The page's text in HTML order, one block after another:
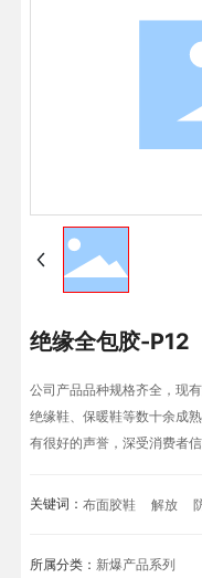
绝缘全包胶-P12
公司产品品种规格齐全，现
绝缘鞋、保暖鞋等数十余成
有很好的声誉，深受消费者信
关键词：布面胶鞋 解放
所属分类： 新爆产品系列